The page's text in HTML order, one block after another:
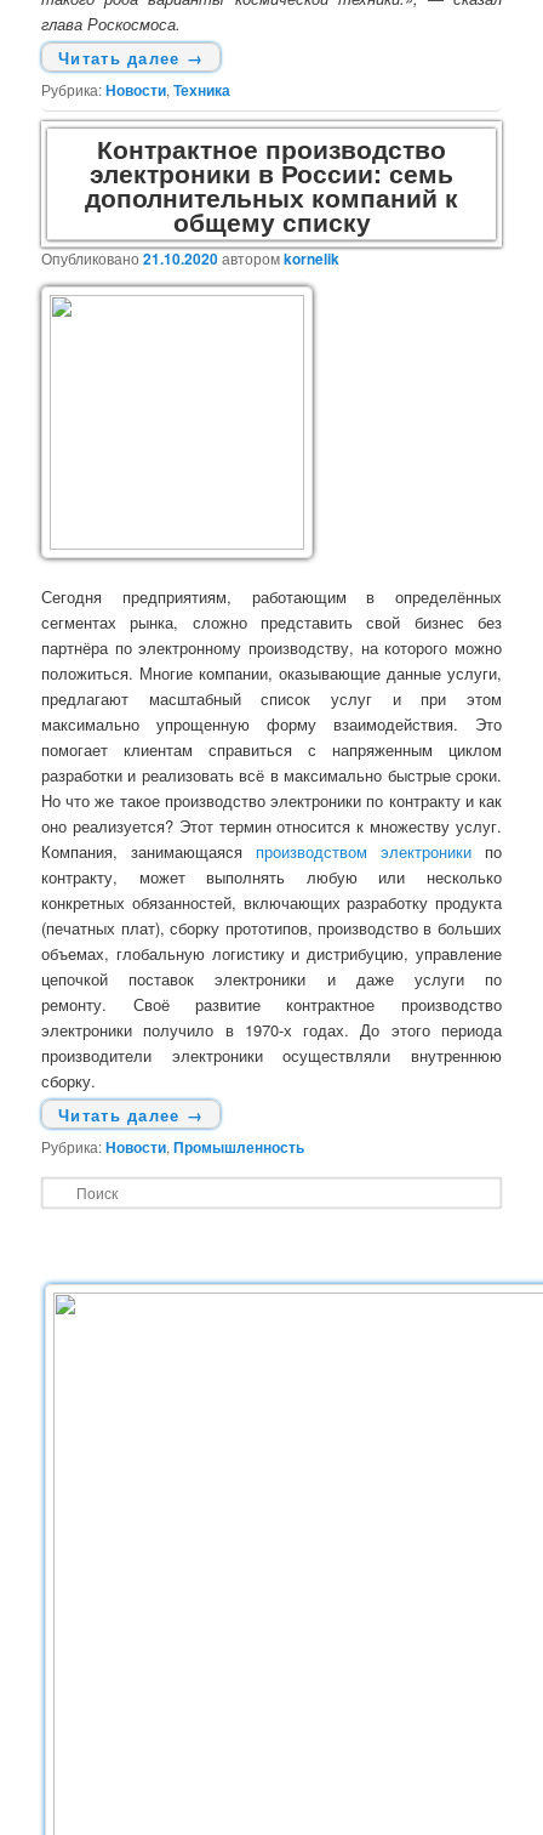
глава Роскосмоса.
Читать далее →
Рубрика:Новости,Техника
Контрактное производство
электроники в России: семь
дополнительных компаний к
общему списку
Опубликовано21.10.2020авторомkornelik
Сегодня предприятиям, работающим в определённых
сегментах рынка, сложно представить свой бизнес без
партнёра по электронному производству, на которого можно
положиться. Многие компании, оказывающие данные услуги,
предлагают масштабный список услуг и при этом
максимально упрощенную форму взаимодействия. Это
помогает клиентам справиться с напряженным циклом
разработки и реализовать всё в максимально быстрые сроки.
Но что же такое производство электроники по контракту и как
оно реализуется? Этот термин относится к множеству услуг.
Компания, занимающаяся производством электроникипо
контракту, может выполнять любую или несколько
конкретных обязанностей, включающих разработку продукта
(печатных плат), сборку прототипов, производство в больших
объемах, глобальную логистику и дистрибуцию, управление
цепочкой поставок электроники и даже услуги по
ремонту. Своё развитие контрактное производство
электроники получило в 1970-х годах. До этого периода
производители электроники осуществляли внутреннюю
сборку.
Читать далее →
Рубрика:Новости,Промышленность
о
к